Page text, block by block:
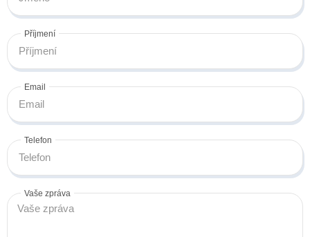
Příjmení
Email
Telefon
Vaše zpráva